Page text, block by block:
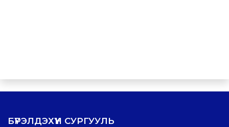
БҮРЭЛДЭХҮҮН СУРГУУЛЬ